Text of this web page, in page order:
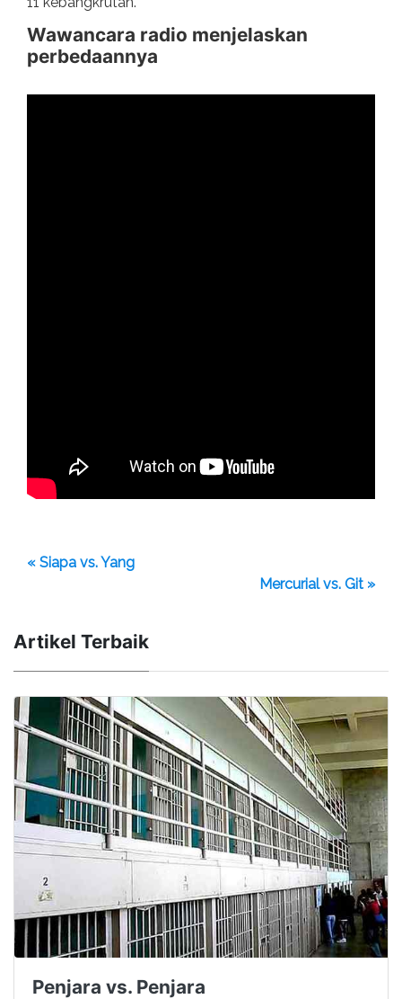
Wawancara radio menjelaskan
perbedaannya
« Siapa vs. Yang
Mercurial vs. Git »
Artikel Terbaik
Penjara vs. Penjara